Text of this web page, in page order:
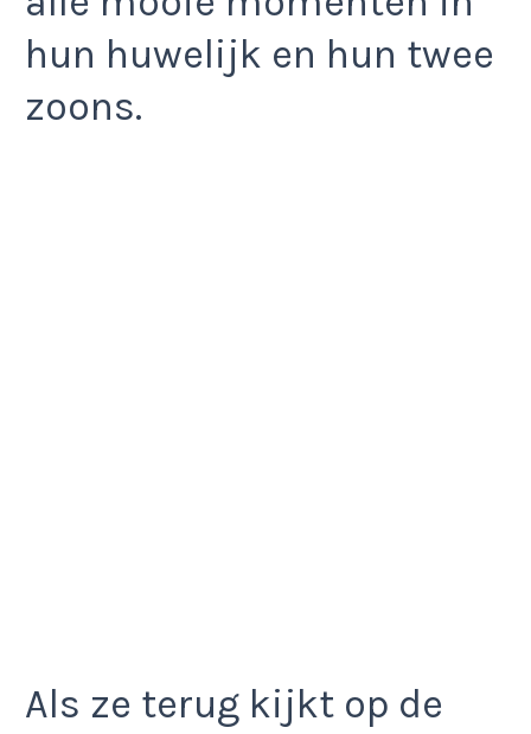
hun huwelijk en hun twee
zoons.
Als ze terug kijkt op de